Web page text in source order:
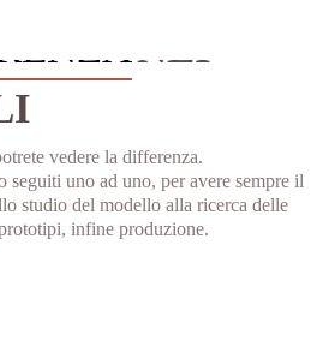
NEI
vedere la differenza.
uno ad uno, per avere sempre il
studio del modello alla ricerca delle
infine produzione.